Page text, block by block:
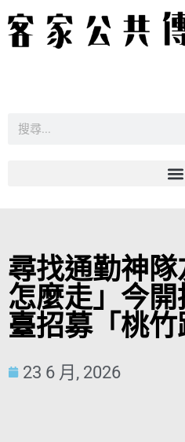
尋找通勤神
怎麼走」今
臺招募「桃竹
23 6 月, 2026